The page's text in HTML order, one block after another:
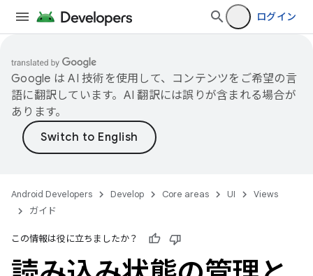
ログイン
Google は AI 技術を使用して、コンテンツをご希望の言
語に翻訳しています。AI 翻訳には誤りが含まれる場合が
あります。
Android Developers Develop Core areas UI
Views
ガイド
この情報は役に立ちましたか？